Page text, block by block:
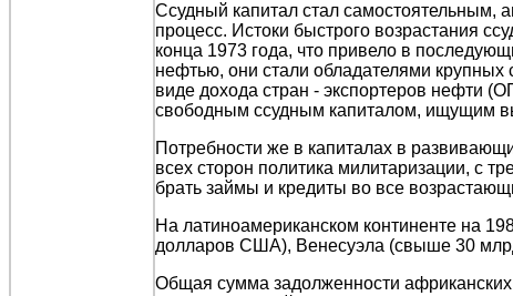
Ссудный капитал стал
процесс. Истоки быстрого возрастания
конца 1973 года, что привело в
нефтью, они стали обладателями
виде дохода стран - экспортеров нефти
свободным ссудным капиталом, ищущим
Потребности же в капиталах в
всех сторон политика милитаризации, с
брать займы и кредиты во все
На латиноамериканском континенте на
долларов США), Венесуэла (свыше 30
Общая сумма задолженности